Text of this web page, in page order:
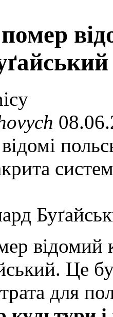
відомий
Це
для